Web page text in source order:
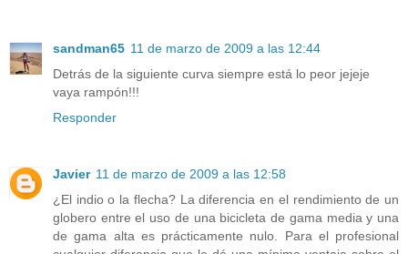
sandman65 11 de marzo de 2009 a las 12:44
Detrás de la siguiente curva siempre está lo peor jejeje
vaya rampón!!!
Responder
Javier 11 de marzo de 2009 a las 12:58
¿El indio o la flecha? La diferencia en el rendimiento de un
globero entre el uso de una bicicleta de gama media y una
de gama alta es prácticamente nulo. Para el profesional